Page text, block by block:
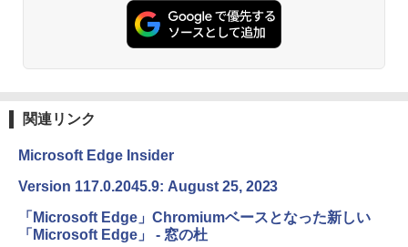
Amazon Kindle Paperwhite (16GB) 7イ
ージ、防水、7インチカラーディスプレ
イ、色調調節ライト、最大8週間持続バッ
テリー、広告無し、ブラック (2025年発
売)
関連リンク
Microsoft Edge Insider
Version 117.0.2045.9: August 25, 2023
「Microsoft Edge」Chromiumベースとなった新しい
「Microsoft Edge」 - 窓の杜